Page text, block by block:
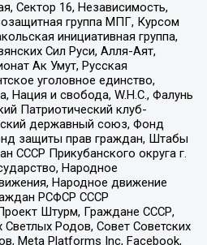
Сектор 16, Независимость,
группа МПГ, Курсом
инициативная группа,
Сил Руси, Алля-Аят,
Ак Умут, Русская
уголовное единство,
Нация и свобода, W.H.С., Фалунь
Патриотический клуб-
державный союз, Фонд
защиты прав граждан, Штабы
СССР Прикубанского округа г.
Народное
Народное движение
РСФСР СССР
Штурм, Граждане СССР,
Родов, Совет Советских
Meta Platforms Inc, Facebook,